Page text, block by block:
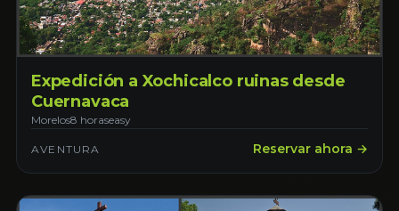
Expedición a Xochicalco ruinas desde
Cuernavaca
Morelos8 horaseasy
AVENTURA Reservar ahora →